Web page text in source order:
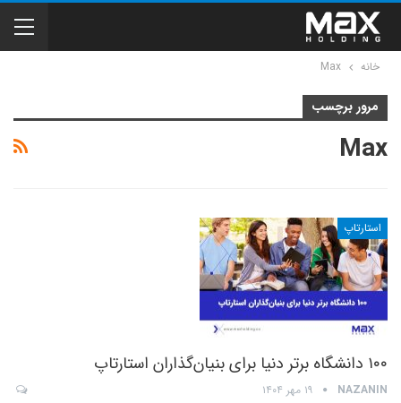
خانه Max
مرور برچسب
Max
استارتاپ
۱۰۰ دانشگاه برتر دنیا برای بنیان‌گذاران استارتاپ
NAZANIN ۱۹ مهر ۱۴۰۴